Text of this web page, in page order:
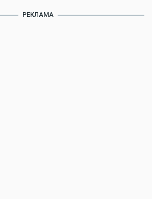
РЕКЛАМА